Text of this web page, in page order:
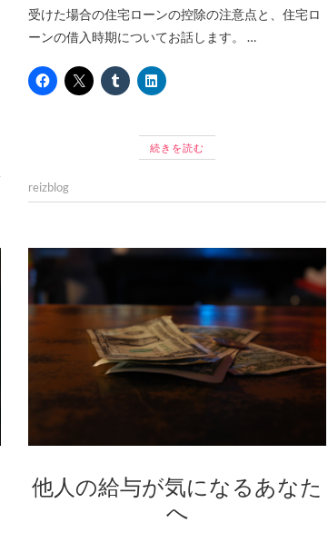
受けた場合の住宅ローンの控除の注意点と、住宅ロ
ーンの借入時期についてお話します。 …
続きを読む
reizblog
他人の給与が気になるあなた
へ